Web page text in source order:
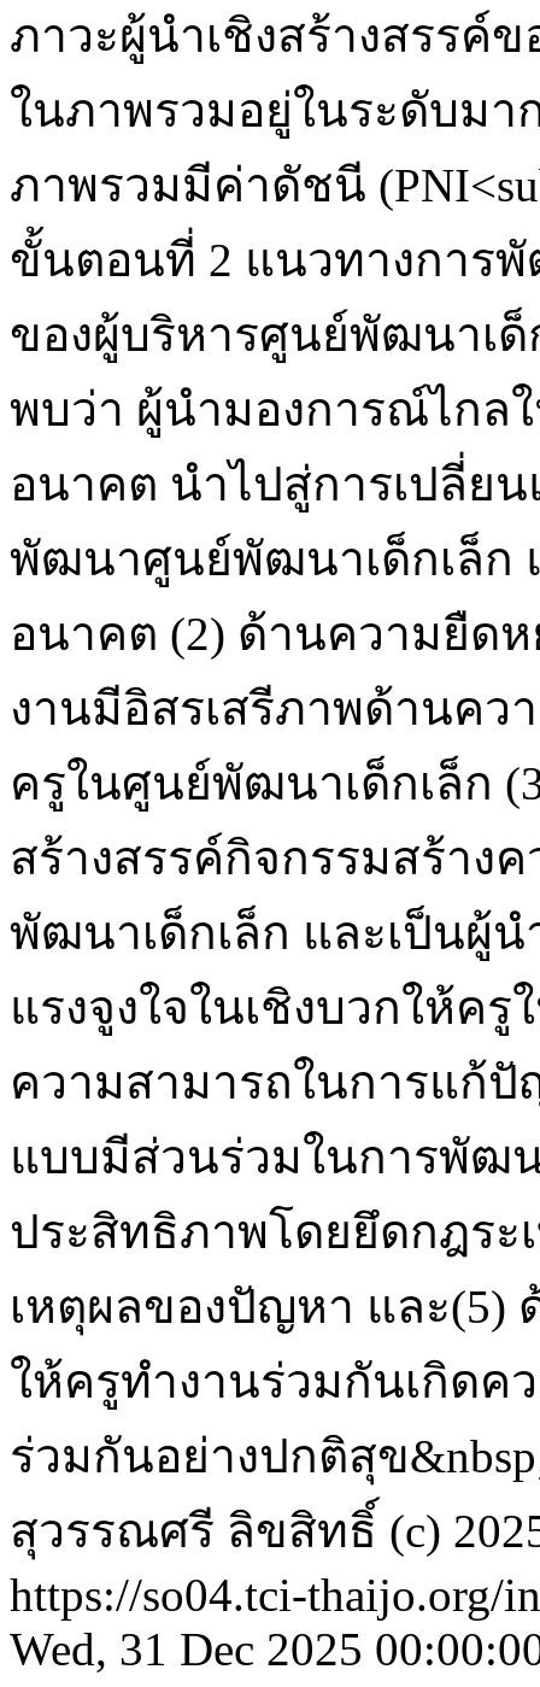
ภาวะผู้นำเชิงสร้างสรรค์
ในภาพรวมอยู่ในระดับมา
ภาพรวมมีค่าดัชนี
ขั้นตอนที่ 2 แนวทางการ
ของผู้บริหารศูนย์พัฒนาเ
พบว่า ผู้นำมองการณ์ไกล
อนาคต นำไปสู่การเปลี่ย
พัฒนาศูนย์พัฒนาเด็กเล็ก
อนาคต (2) ด้านความยืด
งานมีอิสรเสรีภาพด้านค
ครูในศูนย์พัฒนาเด็กเล็ก
สร้างสรรค์กิจกรรมสร้า
พัฒนาเด็กเล็ก และเป็นผู้น
แรงจูงใจในเชิงบวกให้ค
ความสามารถในการแก้
แบบมีส่วนร่วมในการพัฒ
ประสิทธิภาพโดยยึดกฎระ
เหตุผลของปัญหา และ(5)
ให้ครูทำงานร่วมกันเกิดค
ร่วมกันอย่างปกติสุข
สุวรรณศรี ลิขสิทธิ์ (c)
https://so04.tci-thaijo.org/
Wed, 31 Dec 2025